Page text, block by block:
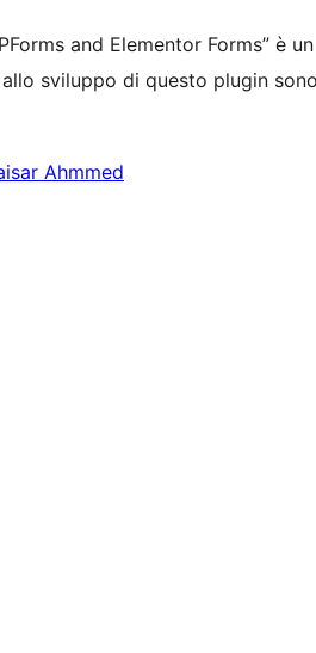
and Elementor Forms” è un
sviluppo di questo plugin sono
Ahmmed